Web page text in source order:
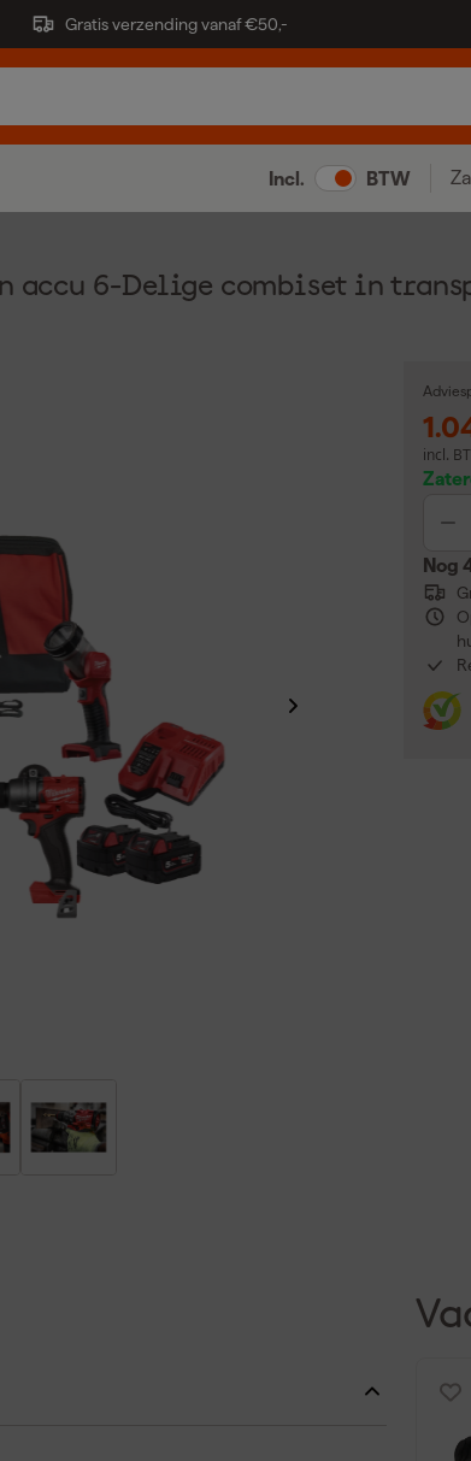
Gratis verzending vanaf €50,-
Incl. BTW
accu 6-Delige combiset in
incl.
Nog